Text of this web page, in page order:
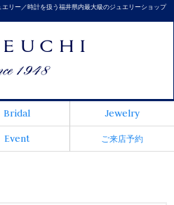
リー／時計を扱う福井県内最大級のジュエリーショップ
Bridal
Jewelry
Event ご来店予約